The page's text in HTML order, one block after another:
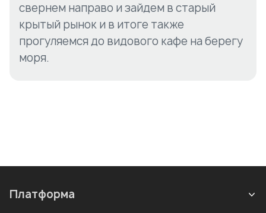
свернем направо и зайдем в старый
крытый рынок и в итоге также
прогуляемся до видового кафе на берегу
моря.
Платформа